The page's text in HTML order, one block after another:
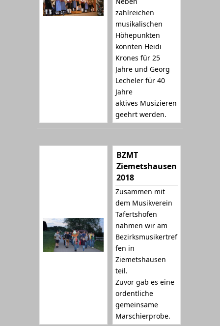
zahlreichen
musikalischen
Höhepunkten
konnten Heidi
Krones für 25
Jahre und Georg
Lecheler für 40
Jahre
aktives Musizieren
geehrt werden.
BZMT
Ziemetshausen
2018
Zusammen mit
dem Musikverein
Tafertshofen
nahmen wir am
Bezirksmusikertref
fen in
Ziemetshausen
teil.
Zuvor gab es eine
ordentliche
gemeinsame
Marschierprobe.